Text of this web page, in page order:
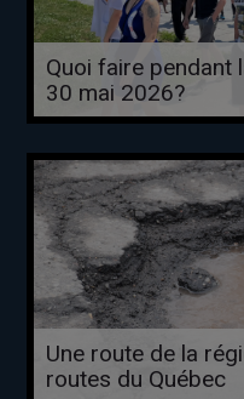
Quoi faire pendant
30 mai 2026?
Une route de la
routes du Québec